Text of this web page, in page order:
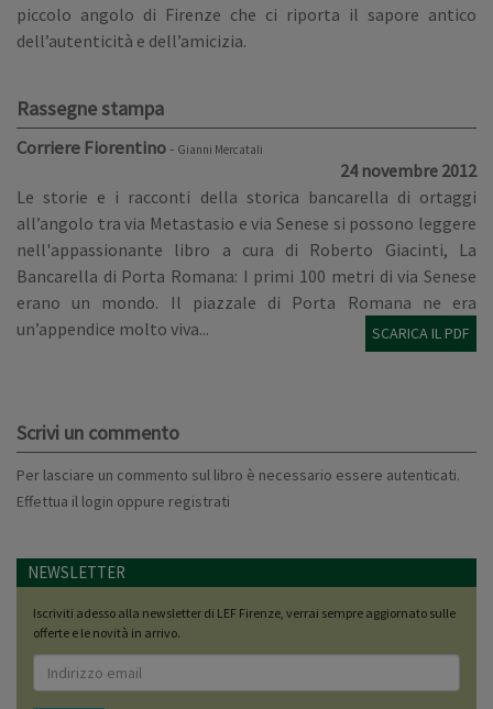
piccolo angolo di Firenze che ci riporta il sapore antico
dell’autenticità e dell’amicizia.
Rassegne stampa
Corriere Fiorentino- Gianni Mercatali
24 novembre 2012
Le storie e i racconti della storica bancarella di ortaggi
all’angolo tra via Metastasio e via Senese si possono leggere
nell'appassionante libro a cura di Roberto Giacinti, La
Bancarella di Porta Romana: I primi 100 metri di via Senese
erano un mondo. Il piazzale di Porta Romana ne era
un’appendice molto viva...
SCARICA IL PDF
Scrivi un commento
Per lasciare un commento sul libro è necessario essere autenticati.
Effettua il login oppure registrati
NEWSLETTER
Iscriviti adesso alla newsletter di LEF Firenze, verrai sempre aggiornato sulle
offerte e le novità in arrivo.